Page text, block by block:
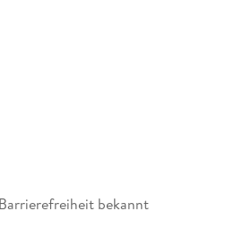
bekannt